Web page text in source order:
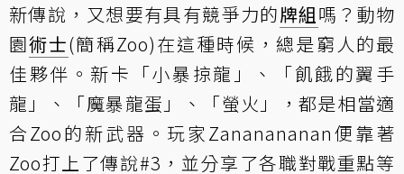
新傳說，又想要有具有競爭力的牌組嗎？動物
園術士(簡稱Zoo)在這種時候，總是窮人的最
佳夥伴。新卡「小暴掠龍」、「飢餓的翼手
龍」、「魔暴龍蛋」、「螢火」，都是相當適
合Zoo的新武器。玩家Zananananan便靠著
Zoo打上了傳說#3，並分享了各職對戰重點等